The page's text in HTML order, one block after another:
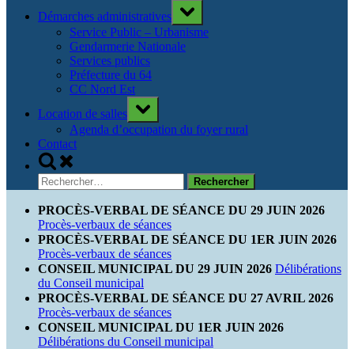
Démarches administratives
Toggle
sub-
menu
Service Public – Urbanisme
Gendarmerie Nationale
Services publics
Préfecture du 64
CC Nord Est
Location de salles
Toggle
sub-
menu
Agenda d’occupation du foyer rural
Contact
Toggle
search
form
Rechercher :
PROCÈS-VERBAL DE SÉANCE DU 29 JUIN 2026
Procès-verbaux de séances
PROCÈS-VERBAL DE SÉANCE DU 1ER JUIN 2026
Procès-verbaux de séances
CONSEIL MUNICIPAL DU 29 JUIN 2026 Délibérations
du Conseil municipal
PROCÈS-VERBAL DE SÉANCE DU 27 AVRIL 2026
Procès-verbaux de séances
CONSEIL MUNICIPAL DU 1ER JUIN 2026
Délibérations du Conseil municipal